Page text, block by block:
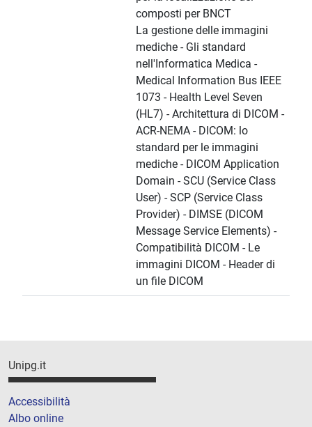
composti per BNCT
La gestione delle immagini
mediche - Gli standard
nell'Informatica Medica -
Medical Information Bus IEEE
1073 - Health Level Seven
(HL7) - Architettura di DICOM -
ACR-NEMA - DICOM: lo
standard per le immagini
mediche - DICOM Application
Domain - SCU (Service Class
User) - SCP (Service Class
Provider) - DIMSE (DICOM
Message Service Elements) -
Compatibilità DICOM - Le
immagini DICOM - Header di
un file DICOM
Unipg.it
Accessibilità
Albo online